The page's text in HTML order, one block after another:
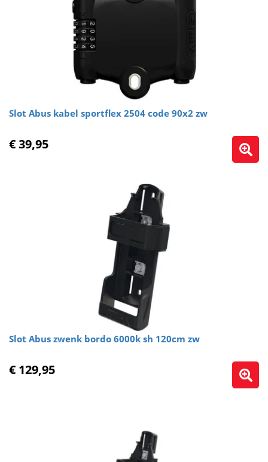
Slot Abus kabel sportflex 2504 code 90x2 zw
€ 39,95
Slot Abus zwenk bordo 6000k sh 120cm zw
€ 129,95